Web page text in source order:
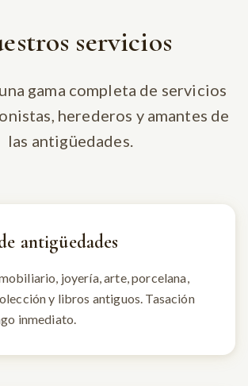
servicios
gama completa de servicios
herederos y amantes de
las antigüedades.
antigüedades
joyería, arte, porcelana,
y libros antiguos. Tasación
inmediato.